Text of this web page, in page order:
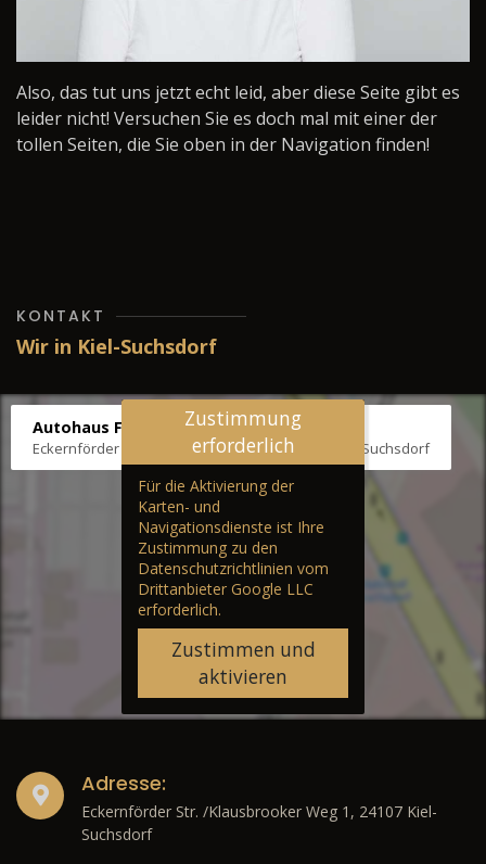
Also, das tut uns jetzt echt leid, aber diese Seite gibt es
leider nicht! Versuchen Sie es doch mal mit einer der
tollen Seiten, die Sie oben in der Navigation finden!
KONTAKT
Wir in Kiel-Suchsdorf
Autohaus Fräter
Eckernförder Str. /Klausbrooker Weg 1, 24107 Kiel-Suchsdorf
Zustimmung
erforderlich
Für die Aktivierung der
Karten- und
Navigationsdienste ist Ihre
Zustimmung zu den
Datenschutzrichtlinien vom
Drittanbieter Google LLC
erforderlich.
Zustimmen und
aktivieren
Adresse:
Eckernförder Str. /Klausbrooker Weg 1, 24107 Kiel-
Suchsdorf